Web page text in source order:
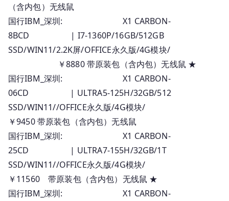
（含内包）无线鼠
国行IBM_深圳: X1 CARBON-
8BCD | I7-1360P/16GB/512GB
SSD/WIN11/2.2K屏/OFFICE永久版/4G模块/
￥8880 带原装包（含内包）无线鼠 ★
国行IBM_深圳: X1 CARBON-
06CD | ULTRA5-125H/32GB/512
SSD/WIN11//OFFICE永久版/4G模块/
￥9450 带原装包（含内包）无线鼠
国行IBM_深圳: X1 CARBON-
25CD | ULTRA7-155H/32GB/1T
SSD/WIN11//OFFICE永久版/4G模块/
￥11560 带原装包（含内包）无线鼠 ★
国行IBM_深圳: X1 CARBON-